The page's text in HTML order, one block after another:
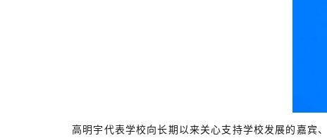
高明宇代表学校向长期以来关心支持学校发展的嘉宾